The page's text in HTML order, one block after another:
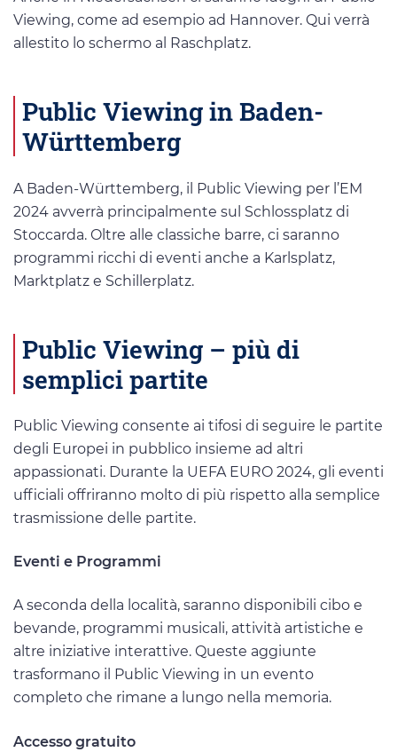
Viewing, come ad esempio ad Hannover. Qui verrà
allestito lo schermo al Raschplatz.
Public Viewing in Baden-
Württemberg
A Baden-Württemberg, il Public Viewing per l’EM
2024 avverrà principalmente sul Schlossplatz di
Stoccarda. Oltre alle classiche barre, ci saranno
programmi ricchi di eventi anche a Karlsplatz,
Marktplatz e Schillerplatz.
Public Viewing – più di
semplici partite
Public Viewing consente ai tifosi di seguire le partite
degli Europei in pubblico insieme ad altri
appassionati. Durante la UEFA EURO 2024, gli eventi
ufficiali offriranno molto di più rispetto alla semplice
trasmissione delle partite.
Eventi e Programmi
A seconda della località, saranno disponibili cibo e
bevande, programmi musicali, attività artistiche e
altre iniziative interattive. Queste aggiunte
trasformano il Public Viewing in un evento
completo che rimane a lungo nella memoria.
Accesso gratuito